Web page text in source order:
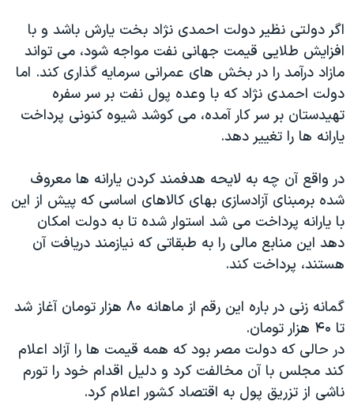
اگر دولتی نظیر دولت احمدی نژاد بخت یارش باشد و با
افزایش طلایی قیمت جهانی نفت مواجه شود، می تواند
مازاد درآمد را در بخش های عمرانی سرمایه گذاری کند. اما
دولت احمدی نژاد که با وعده پول نفت بر سر سفره
تهیدستان بر سر کار آمده، می کوشد شیوه کنونی پرداخت
یارانه ها را تغییر دهد.
در واقع آن چه به لایحه هدفمند کردن یارانه ها معروف
شده برمبنای آزادسازی بهای کالاهای اساسی که پیش از این
با یارانه پرداخت می شد استوار شده تا به دولت امکان
دهد این منابع مالی را به طبقاتی که نیازمند دریافت آن
هستند، پرداخت کند.
گمانه زنی در باره این رقم از ماهانه ۸۰ هزار تومان آغاز شد
تا ۴۰ هزار تومان.
در حالی که دولت مصر بود که همه قیمت ها را آزاد اعلام
کند مجلس با آن مخالفت کرد و دلیل اقدام خود را تورم
ناشی از تزریق پول به اقتصاد کشور اعلام کرد.